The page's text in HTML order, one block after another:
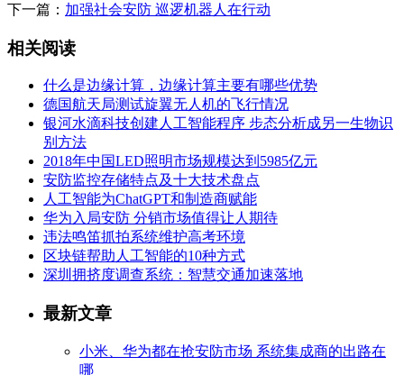
下一篇： 加强社会安防 巡逻机器人在行动
相关阅读
什么是边缘计算，边缘计算主要有哪些优势
德国航天局测试旋翼无人机的飞行情况
银河水滴科技创建人工智能程序 步态分析成另一生物识
别方法
2018年中国LED照明市场规模达到5985亿元
安防监控存储特点及十大技术盘点
人工智能为ChatGPT和制造商赋能
华为入局安防 分销市场值得让人期待
违法鸣笛抓拍系统维护高考环境
区块链帮助人工智能的10种方式
深圳拥挤度调查系统：智慧交通加速落地
最新文章
小米、华为都在抢安防市场 系统集成商的出路在
哪